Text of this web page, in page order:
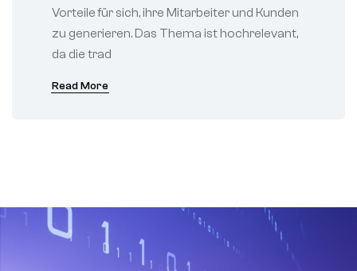
Vorteile für sich, ihre Mitarbeiter und Kunden
zu generieren. Das Thema ist hochrelevant,
da die trad
Read More